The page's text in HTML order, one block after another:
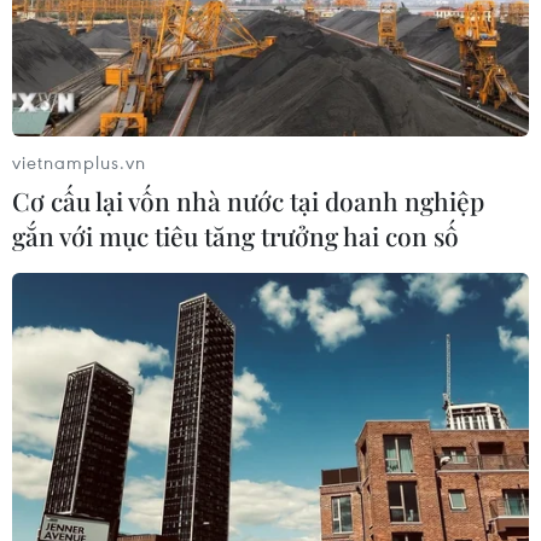
TIN LIÊN QUAN
Ngọn lửa nhiệt huyết thanh niên xung
phong tiếp quản Thủ đô
05/10/2014 14:27
vietnamplus.vn
Cơ cấu lại vốn nhà nước tại doanh nghiệp
gắn với mục tiêu tăng trưởng hai con số